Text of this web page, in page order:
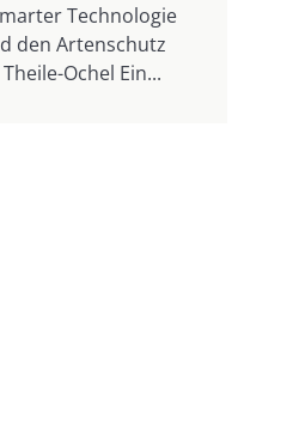
Technologie
den Artenschutz
Ochel Ein...